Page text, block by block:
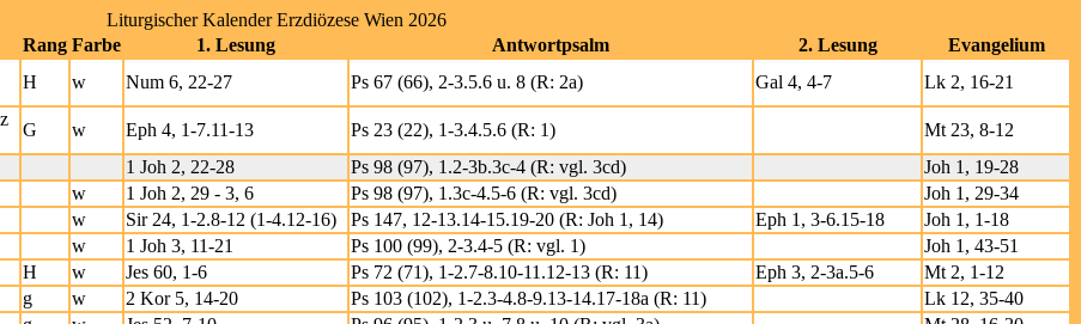
Liturgischer Kalender Erzdiözese Wien 2026
Rang Farbe 1. Lesung Antwortpsalm 2. Lesung
Evangelium
H w Num 6, 22-27 Ps 67 (66), 2-3.5.6 u. 8 (R: 2a) Gal 4, 4-7 Lk 2, 16-21
G w Eph 4, 1-7.11-13 Ps 23 (22), 1-3.4.5.6 (R: 1)
Mt 23, 8-12
1 Joh 2, 22-28 Ps 98 (97), 1.2-3b.3c-4 (R: vgl. 3cd)
Joh 1, 19-28
w 1 Joh 2, 29 - 3, 6 Ps 98 (97), 1.3c-4.5-6 (R: vgl. 3cd)
Joh 1, 29-34
w Sir 24, 1-2.8-12 (1-4.12-16) Ps 147, 12-13.14-15.19-20 (R: Joh 1, 14) Eph 1, 3-6.15-18
Joh 1, 1-18
w 1 Joh 3, 11-21 Ps 100 (99), 2-3.4-5 (R: vgl. 1)
Joh 1, 43-51
H w Jes 60, 1-6 Ps 72 (71), 1-2.7-8.10-11.12-13 (R: 11) Eph 3, 2-3a.5-6 Mt 2, 1-12
g w 2 Kor 5, 14-20 Ps 103 (102), 1-2.3-4.8-9.13-14.17-18a (R: 11)
Lk 12, 35-40